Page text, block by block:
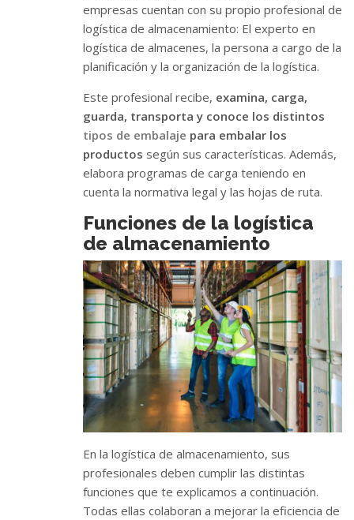
empresas cuentan con su propio profesional de
logística de almacenamiento: El experto en
logística de almacenes, la persona a cargo de la
planificación y la organización de la logística.
Este profesional recibe, examina, carga,
guarda, transporta y conoce los distintos
tipos de embalaje para embalar los
productos según sus características. Además,
elabora programas de carga teniendo en
cuenta la normativa legal y las hojas de ruta.
Funciones de la logística
de almacenamiento
En la logística de almacenamiento, sus
profesionales deben cumplir las distintas
funciones que te explicamos a continuación.
Todas ellas colaboran a mejorar la eficiencia de